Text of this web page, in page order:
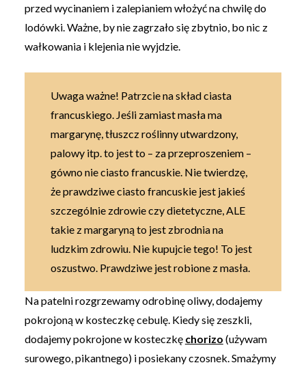
przed wycinaniem i zalepianiem włożyć na chwilę do
lodówki. Ważne, by nie zagrzało się zbytnio, bo nic z
wałkowania i klejenia nie wyjdzie.
Uwaga ważne! Patrzcie na skład ciasta
francuskiego. Jeśli zamiast masła ma
margarynę, tłuszcz roślinny utwardzony,
palowy itp. to jest to – za przeproszeniem –
gówno nie ciasto francuskie. Nie twierdzę,
że prawdziwe ciasto francuskie jest jakieś
szczególnie zdrowie czy dietetyczne, ALE
takie z margaryną to jest zbrodnia na
ludzkim zdrowiu. Nie kupujcie tego! To jest
oszustwo. Prawdziwe jest robione z masła.
Na patelni rozgrzewamy odrobinę oliwy, dodajemy
pokrojoną w kosteczkę cebulę. Kiedy się zeszkli,
dodajemy pokrojone w kosteczkę chorizo (używam
surowego, pikantnego) i posiekany czosnek. Smażymy